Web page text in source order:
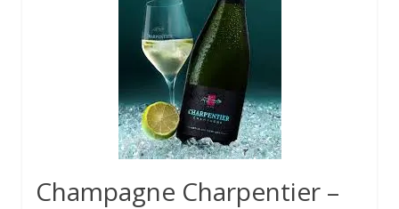
Champagne Charpentier –